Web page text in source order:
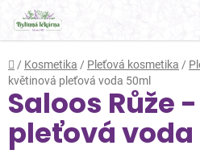
obsah
Domů
/ Kosmetika / Pleťová kosmetika /
květinová pleťová voda 50ml
Saloos Růže
pleťová